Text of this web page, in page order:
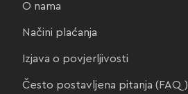
O nama
Načini plaćanja
Izjava o povjerljivosti
Često postavljena pitanja (FAQ)